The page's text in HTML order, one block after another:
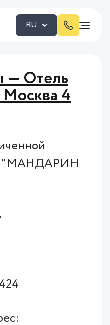
RU
— Отель
4
"МАНДАРИН